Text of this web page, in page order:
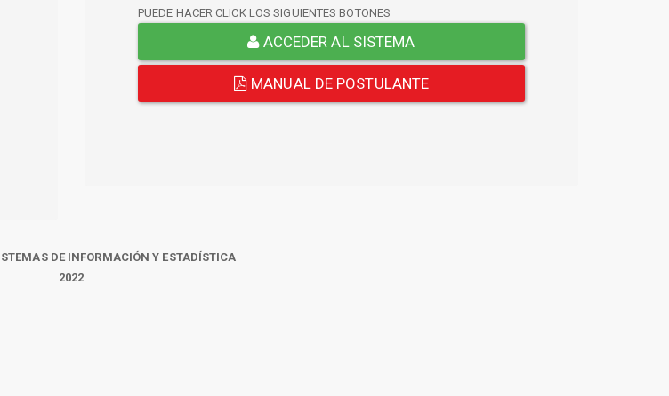
PUEDE HACER CLICK LOS SIGUIENTES BOTONES
ACCEDER AL SISTEMA
MANUAL DE POSTULANTE
DE INFORMACIÓN Y ESTADÍSTICA
2022